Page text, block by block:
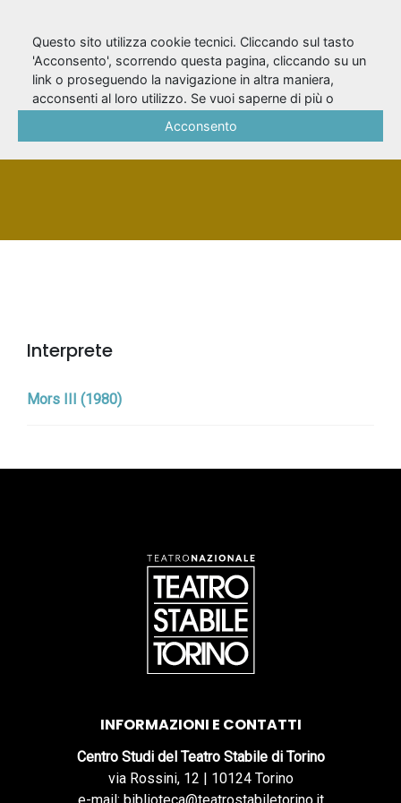
Lunardi, Giorgio
PERSONA
Interprete
Mors III (1980)
INFORMAZIONI E CONTATTI
Centro Studi del Teatro Stabile di Torino
via Rossini, 12 | 10124 Torino
Questo sito utilizza cookie tecnici. Cliccando sul tasto
'Acconsento', scorrendo questa pagina, cliccando su un
link o proseguendo la navigazione in altra maniera,
acconsenti al loro utilizzo. Se vuoi saperne di più o
Acconsento